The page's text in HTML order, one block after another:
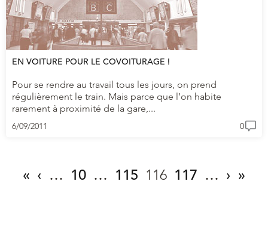
EN VOITURE POUR LE COVOITURAGE !
Pour se rendre au travail tous les jours, on prend
régulièrement le train. Mais parce que l’on habite
rarement à proximité de la gare,...
6/09/2011 0
« ‹ … 10 … 115 116 117 … › »